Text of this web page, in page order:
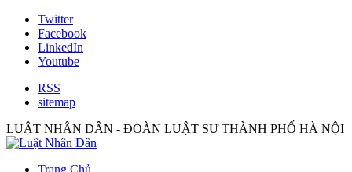
Twitter
Facebook
LinkedIn
Youtube
RSS
sitemap
LUẬT NHÂN DÂN - ĐOÀN LUẬT SƯ THÀNH PHỐ HÀ NỘI
Trang Chủ